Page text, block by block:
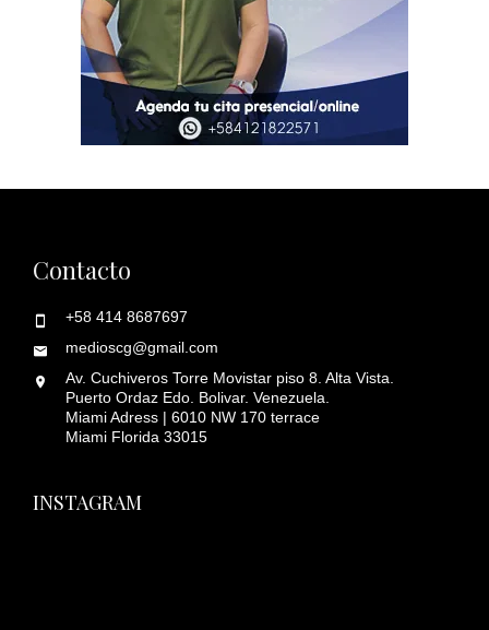
Contacto
+58 414 8687697
medioscg@gmail.com
Av. Cuchiveros Torre Movistar piso 8. Alta Vista.
Puerto Ordaz Edo. Bolivar. Venezuela.
Miami Adress | 6010 NW 170 terrace
Miami Florida 33015
INSTAGRAM